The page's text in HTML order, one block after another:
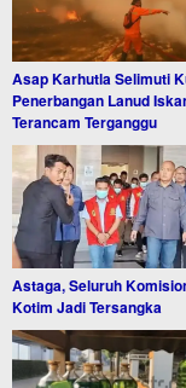
Asap Karhutla Selimuti
Penerbangan Lanud
Terancam Terganggu
Astaga, Seluruh
Kotim Jadi Tersangka